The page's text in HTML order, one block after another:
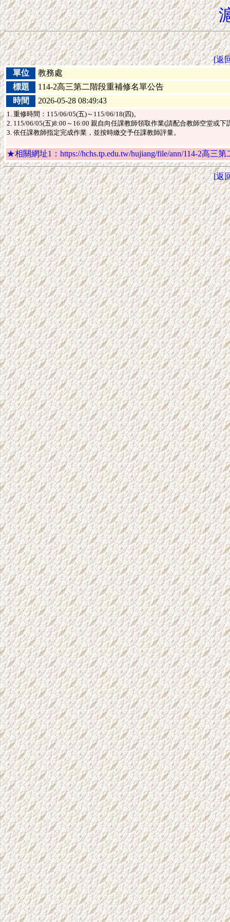
[返
單位
教務處
標題
114-2高三第二階段重補修名單公告
時間
2026-05-28 08:49:43
1. 重修時間：115/06/05(五)～115/06/18(四)。
2. 115/06/05(五)8:00～16:00 親自向任課教師領取作業(請配合教師空堂或
3. 依任課教師指定完成作業，並按時繳交予任課教師評量。
★相關網址1：https://hchs.tp.edu.tw/hujiang/file/ann/114-2高三
[返